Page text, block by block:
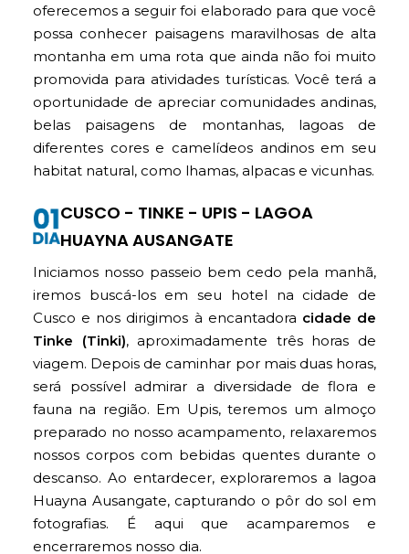
oferecemos a seguir foi elaborado para que você
possa conhecer paisagens maravilhosas de alta
montanha em uma rota que ainda não foi muito
promovida para atividades turísticas. Você terá a
oportunidade de apreciar comunidades andinas,
belas paisagens de montanhas, lagoas de
diferentes cores e camelídeos andinos em seu
habitat natural, como lhamas, alpacas e vicunhas.
CUSCO - TINKE - UPIS - LAGOA
HUAYNA AUSANGATE
Iniciamos nosso passeio bem cedo pela manhã,
iremos buscá-los em seu hotel na cidade de
Cusco e nos dirigimos à encantadora cidade de
Tinke (Tinki), aproximadamente três horas de
viagem. Depois de caminhar por mais duas horas,
será possível admirar a diversidade de flora e
fauna na região. Em Upis, teremos um almoço
preparado no nosso acampamento, relaxaremos
nossos corpos com bebidas quentes durante o
descanso. Ao entardecer, exploraremos a lagoa
Huayna Ausangate, capturando o pôr do sol em
fotografias. É aqui que acamparemos e
encerraremos nosso dia.